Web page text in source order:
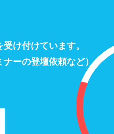
け付けています。
ナーの登壇依頼など）